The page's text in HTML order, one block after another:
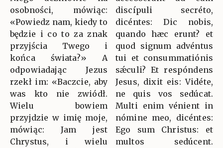
osobności, mówiąc:
«Powiedz nam, kiedy to
będzie i co to za znak
przyjścia Twego i
końca świata?» A
odpowiadając Jezus
rzekł im: «Baczcie, aby
was kto nie zwiódł.
Wielu bowiem
przyjdzie w imię moje,
mówiąc: Jam jest
Chrystus, i wielu
discípuli secréto,
dicéntes: Dic nobis,
quando hæc erunt? et
quod signum advéntus
tui et consummatiónis
sǽculi? Et respóndens
Jesus, dixit eis: Vidéte,
ne quis vos sedúcat.
Multi enim vénient in
nómine meo, dicéntes:
Ego sum Christus: et
multos sedúcent.